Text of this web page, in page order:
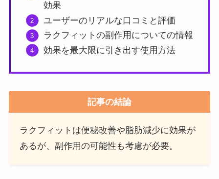
効果
ユーザーのリアルな口コミと評価
ラクフィットの副作用についての情報
効果を最大限に引き出す使用方法
記事の結論
ラクフィットは便秘改善や脂肪減少に効果が
あるが、副作用の可能性も考慮が必要。